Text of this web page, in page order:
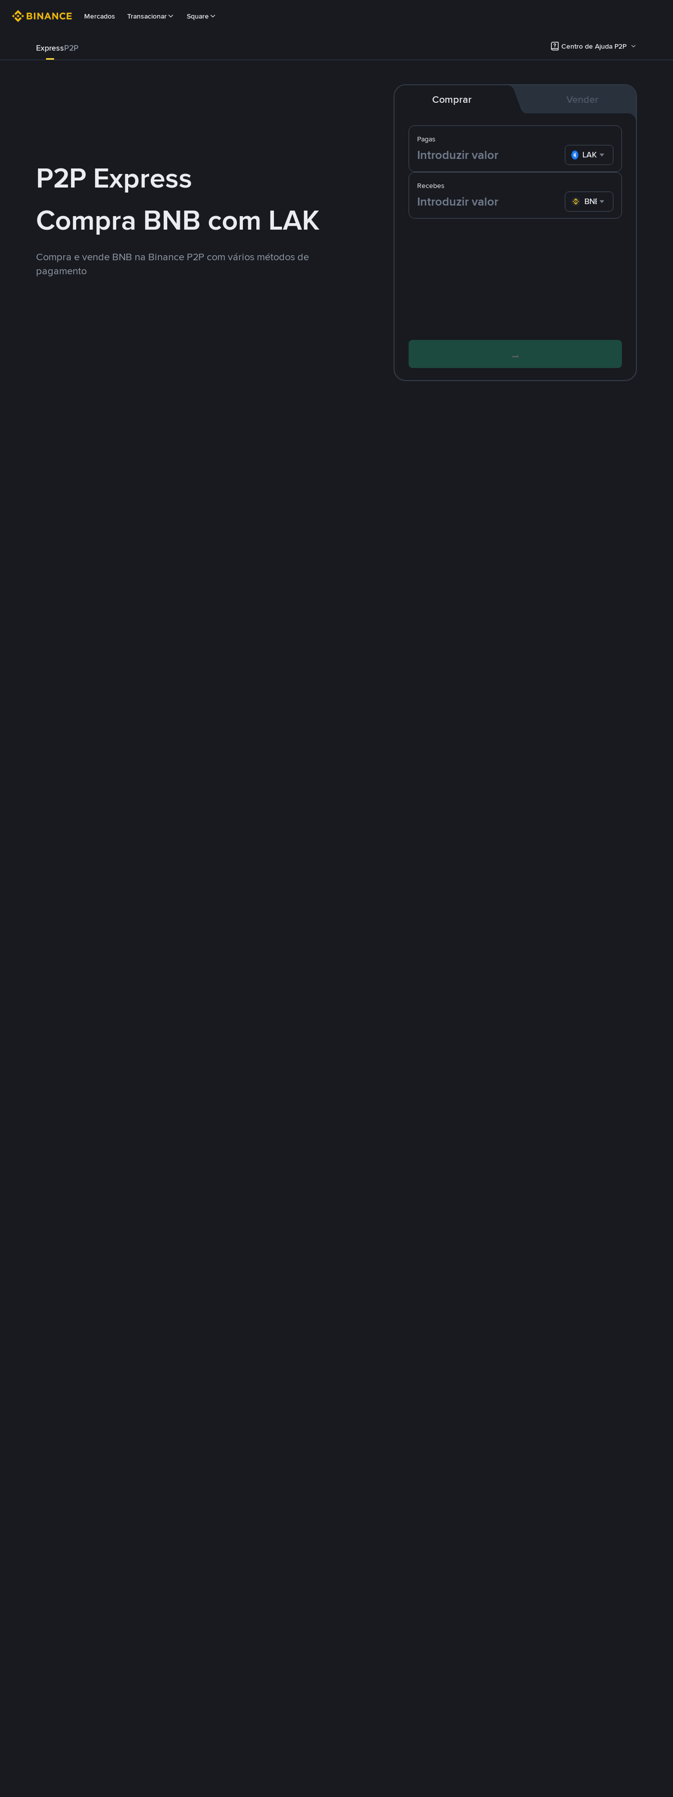
Mercados Transacionar Square
ExpressP2P Centro de Ajuda P2P
P2P Express
Compra BNB com LAK
Compra e vende BNB na Binance P2P com vários métodos de
pagamento
Comprar Vender
Pagas
LAK
Recebes
BNB